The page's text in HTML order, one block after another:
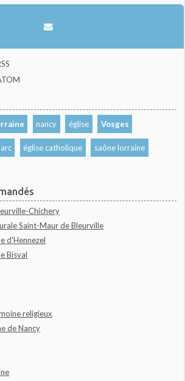
nancy église Vosges
église catholique saône lorraine
Chichery
Saint-Maur de Bleurville
d'Hennezel
Bisval
religieux
de Nancy